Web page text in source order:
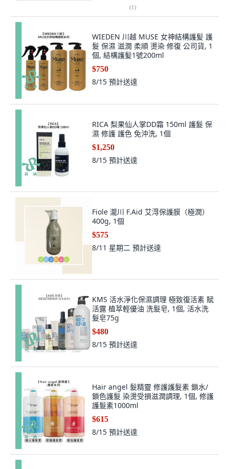
(1)
WIEDEN 川越 MUSE 女神結構護髪 護
髮 保濕 滋潤 柔順 燙染 修復 公司貨, 1
個, 結構護髪1號200ml
$750
8/15 預計送達
RICA 梨果仙人掌DD霜 150ml 護髮 保
濕 修護 護色 免沖洗, 1個
$1,250
8/15 預計送達
Fiole 瀧川 F.Aid 艾淂保護膜（極潤）
400g, 1個
$575
8/11 星期二 預計送達
KMS 活水淨化保濕調理 極致復活素 賦
活露 植萃輕優油 洗髮皂, 1個, 活水洗
髮皂75g
$480
8/15 預計送達
Hair angel 髮精靈 修護護髮素 鎖水/
鎖色護髮 染燙受損滋潤調理, 1個, 修護
護髮素1000ml
$615
8/15 預計送達